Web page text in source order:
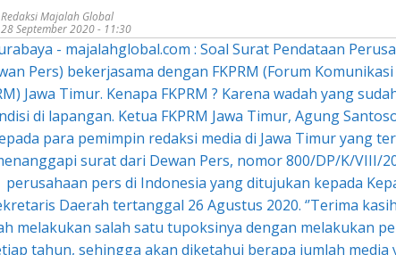
Redaksi Majalah Global
28 September 2020 - 11:30